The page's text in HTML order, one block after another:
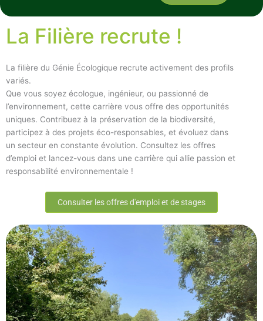
La Filière recrute !
La filière du Génie Écologique recrute activement des profils
variés.
Que vous soyez écologue, ingénieur, ou passionné de
l’environnement, cette carrière vous offre des opportunités
uniques. Contribuez à la préservation de la biodiversité,
participez à des projets éco-responsables, et évoluez dans
un secteur en constante évolution. Consultez les offres
d’emploi et lancez-vous dans une carrière qui allie passion et
responsabilité environnementale !
Consulter les offres d'emploi et de stages